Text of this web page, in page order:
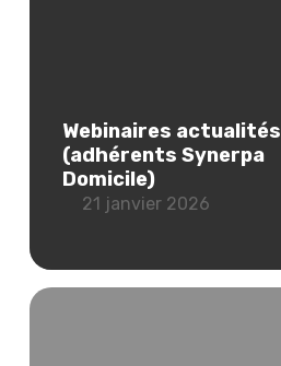
Webinaires actualités
(adhérents Synerpa
Domicile)
21 janvier 2026